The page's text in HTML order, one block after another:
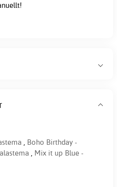
, Boho Birthday -
, Mix it up Blue -